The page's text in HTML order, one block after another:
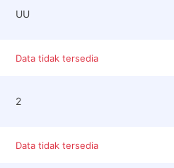
UU
Data tidak tersedia
2
Data tidak tersedia